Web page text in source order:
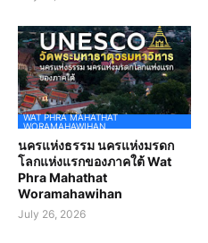
WAT PHRA MAHATHAT
WORAMAHAWIHAN
นครแห่งธรรม นครแห่งมรดก
โลกแห่งแรกของภาคใต้ Wat
Phra Mahathat
Woramahawihan
July 26, 2026